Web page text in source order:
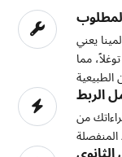
يعني
مما
الربط
من